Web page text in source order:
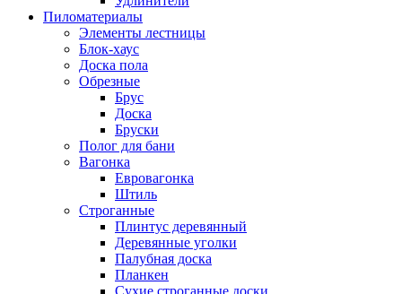
Пиломатериалы
Элементы лестницы
Блок-хаус
Доска пола
Обрезные
Брус
Доска
Бруски
Полог для бани
Вагонка
Евровагонка
Штиль
Строганные
Плинтус деревянный
Деревянные уголки
Палубная доска
Планкен
Сухие строганные доски